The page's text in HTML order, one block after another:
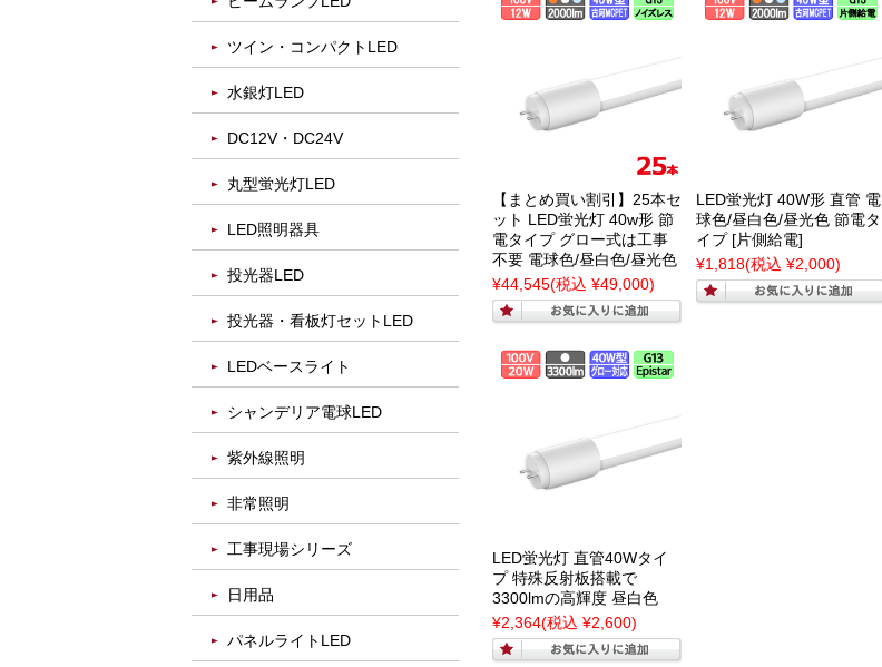
【まとめ買い割引】25本セ
ット LED蛍光灯 40w形 節
電タイプ グロー式は工事
不要 電球色/昼白色/昼光色
¥44,545(税込 ¥49,000)
LED蛍光灯 40W形 直管 電
球色/昼白色/昼光色 節電タ
イプ [片側給電]
¥1,818(税込 ¥2,000)
LED蛍光灯 直管40Wタイ
プ 特殊反射板搭載で
3300lmの高輝度 昼白色
¥2,364(税込 ¥2,600)
ツイン・コンパクトLED
水銀灯LED
DC12V・DC24V
丸型蛍光灯LED
LED照明器具
投光器LED
投光器・看板灯セットLED
LEDベースライト
シャンデリア電球LED
紫外線照明
非常照明
工事現場シリーズ
日用品
パネルライトLED